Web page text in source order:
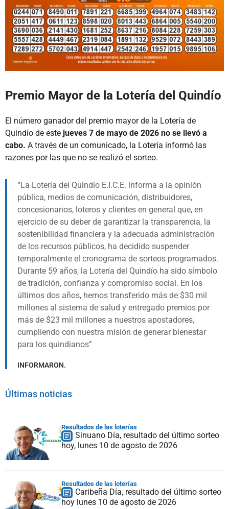
Premio Mayor de la Lotería del Quindío
El número ganador del premio mayor de la Lotería de
Quindío de este jueves 7 de mayo de 2026 no se llevó a
cabo. A través de un comunicado, la Lotería informó las
razones por las que no se realizó el sorteo.
La Lotería del Quindío E.I.C.E. informa a la opinión
pública, medios de comunicación, distribuidores,
concesionarios, loteros y clientes en general que, en
ejercicio de su deber de garantizar la transparencia, la
sostenibilidad financiera y la adecuada administración
de los recursos públicos, ha decidido suspender
temporalmente el cronograma de sorteos programados.
Durante 59 años, la Lotería del Quindío ha sido símbolo
de tradición, confianza y compromiso social. En los
últimos dos años, hemos transferido más de $30 mil
millones al sistema de salud y entregado premios por
más de $23 mil millones a nuestros apostadores,
cumpliendo con nuestra misión de generar bienestar
para los quindianos
INFORMARON.
Últimas noticias
Resultados de las loterías
Sinuano Día, resultado del último sorteo
hoy, lunes 10 de agosto de 2026
Resultados de las loterías
Caribeña Día, resultado del último sorteo
hoy lunes 10 de agosto de 2026